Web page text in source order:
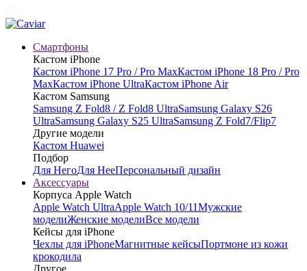
Смартфоны
Кастом iPhone
Кастом iPhone 17 Pro / Pro MaxКастом iPhone 18 Pro / Pro
MaxКастом iPhone UltraКастом iPhone Air
Кастом Samsung
Samsung Z Fold8 / Z Fold8 UltraSamsung Galaxy S26
UltraSamsung Galaxy S25 UltraSamsung Z Fold7/Flip7
Другие модели
Кастом Huawei
Подбор
Для НегоДля НееПерсональный дизайн
Аксессуары
Корпуса Apple Watch
Apple Watch UltraApple Watch 10/11Мужские
моделиЖенские моделиВсе модели
Кейсы для iPhone
Чехлы для iPhoneМагнитные кейсыПортмоне из кожи
крокодила
Другое